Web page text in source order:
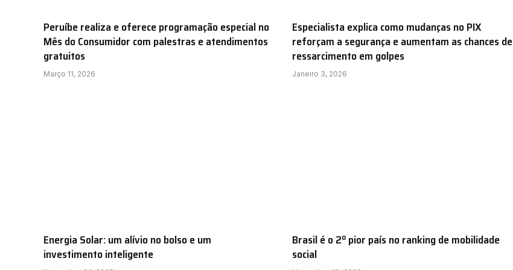
Peruíbe realiza e oferece programação especial no
Mês do Consumidor com palestras e atendimentos
gratuitos
Março 11, 2026
Especialista explica como mudanças no PIX
reforçam a segurança e aumentam as chances de
ressarcimento em golpes
Janeiro 3, 2026
Energia Solar: um alívio no bolso e um
investimento inteligente
Brasil é o 2º pior país no ranking de mobilidade
social